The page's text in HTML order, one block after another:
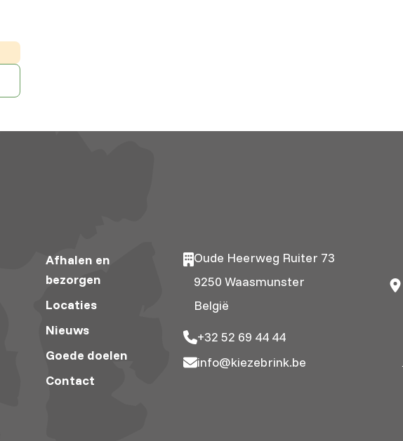
Afhalen en
bezorgen
Locaties
Nieuws
Goede doelen
Contact
Oude Heerweg Ruiter 73
9250 Waasmunster
België
+32 52 69 44 44
info@kiezebrink.be